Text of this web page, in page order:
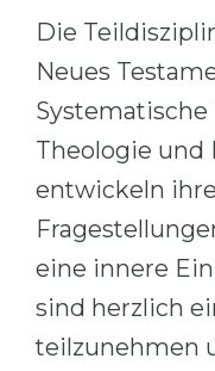
Professions
Fields of Study
Sample Vacancies
CAREER
Holland Test
Interest Map Test
WE APPLY FOR...
Management
Other Field
WE APPLY FROM...
Russia
Die
Neues
Systematische
Theologie und
entwickeln
eine innere
sind herzlich
teilzunehmen